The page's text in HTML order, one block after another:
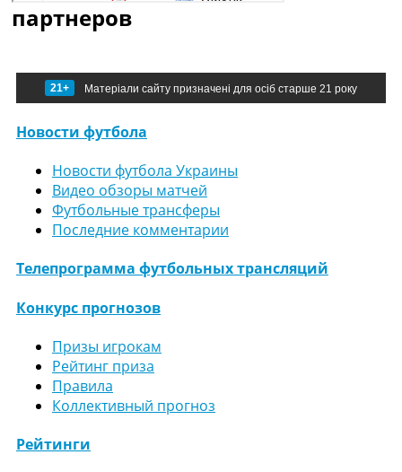
партнеров
21+ Матеріали сайту призначені для осіб старше 21 року
Новости футбола
Новости футбола Украины
Видео обзоры матчей
Футбольные трансферы
Последние комментарии
Телепрограмма футбольных трансляций
Конкурс прогнозов
Призы игрокам
Рейтинг приза
Правила
Коллективный прогноз
Рейтинги